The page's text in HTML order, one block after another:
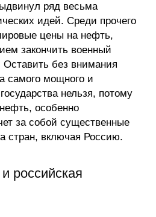
этика
для авторов
ряд весьма
идей. Среди прочего
цены на нефть,
закончить военный
Оставить без внимания
самого мощного и
нельзя, потому
особенно
за собой существенные
стран, включая Россию.
российская